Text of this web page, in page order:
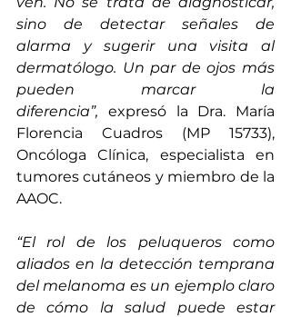
sino de detectar señales de
alarma y sugerir una visita al
dermatólogo. Un par de ojos más
pueden marcar la
diferencia”, expresó la Dra. María
Florencia Cuadros (MP 15733),
Oncóloga Clínica, especialista en
tumores cutáneos y miembro de la
AAOC.
“El rol de los peluqueros como
aliados en la detección temprana
del melanoma es un ejemplo claro
de cómo la salud puede estar